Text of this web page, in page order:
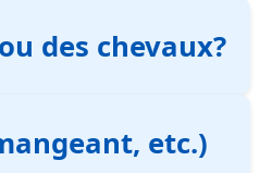
des chevaux?
etc.)